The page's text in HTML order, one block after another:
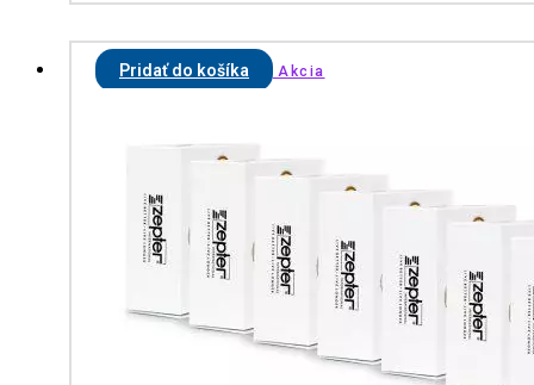
Pridať do košíka Akcia